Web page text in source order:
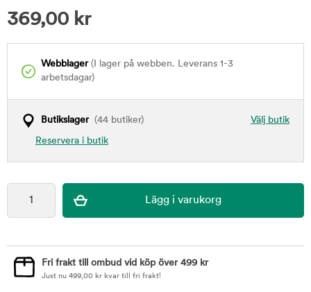
369,00 kr
Webblager(I lager på webben. Leverans 1-3
arbetsdagar)
Välj butik
Butikslager(44 butiker)
Reservera i butik
Fri frakt till ombud vid köp över 499 kr
Just nu 499,00 kr kvar till fri frakt!